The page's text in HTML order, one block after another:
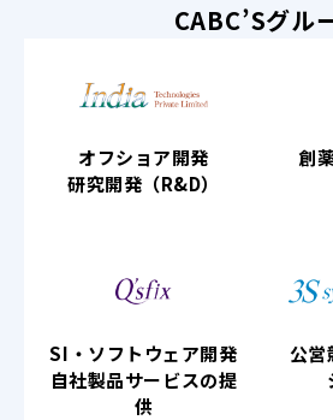
CABC’Sグル
オフショア開発
研究開発（R&D）
創
SI・ソフトウェア開発
自社製品サービスの提
供
公営